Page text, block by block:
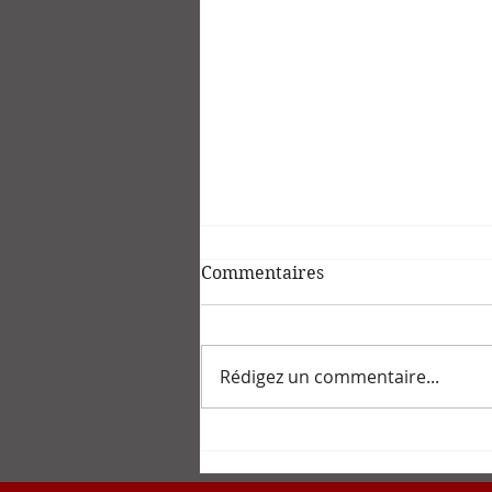
végétalisation des régimes
Commentaires
Rédigez un commentaire...